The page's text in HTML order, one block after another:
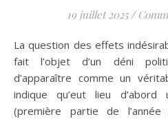
19 juillet 2025 /
La question des effets indésirables des vaccins anti-Covid
fait l’objet d’un déni
d’apparaître comme un
indique qu’eut lieu d’abord
(première partie de